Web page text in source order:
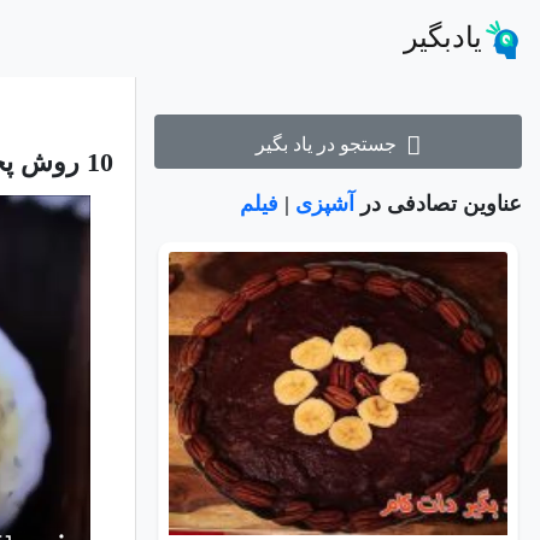
یادبگیر
جستجو در یاد بگیر
عناوین تصادفی در آشپزی | فیلم
10 روش پخت زیبا و اشتهاآور تخم مرغ که ندیده اید!